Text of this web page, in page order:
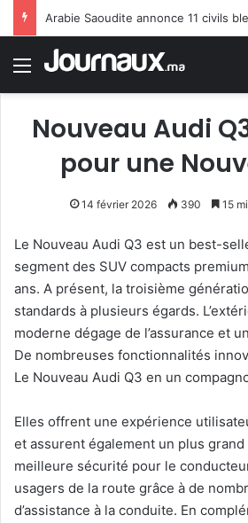
Menu
Nouveau Audi
pour une
14 février 2026 390 15
Le Nouveau Audi Q3 est un best-
segment des SUV compacts
ans. A présent, la troisième
standards à plusieurs égards.
moderne dégage de l’assurance et
De nombreuses fonctionnalités
Le Nouveau Audi Q3 en un
Elles offrent une expérience
et assurent également un plus
meilleure sécurité pour le
usagers de la route grâce à de
d’assistance à la conduite. En